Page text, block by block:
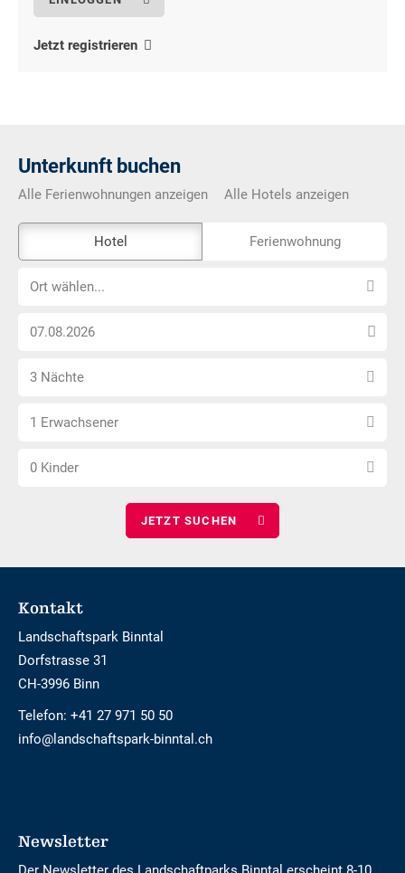
Jetzt registrieren
Unterkunft buchen
Alle Ferienwohnungen anzeigen Alle Hotels anzeigen
Externe-
Buchungstool
nicht
Hotel Ferienwohnung
OrtOrt wählen...
Anreise
wählen
Anzahl
wählen
3 Nächte
Anzahl
wählen
1 Erwachsener
Anzahl
0 Kinder
Footer
Kontakt
Landschaftspark Binntal
Dorfstrasse 31
CH-3996 Binn
Telefon: +41 27 971 50 50
info@landschaftspark-binntal.ch
Newsletter